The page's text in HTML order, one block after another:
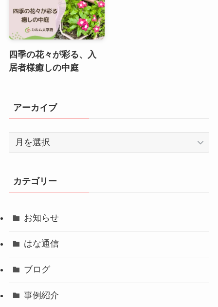
四季の花々が彩る、入
居者様癒しの中庭
アーカイブ
ー
イ
ブ
カテゴリー
お知らせ
はな通信
ブログ
事例紹介